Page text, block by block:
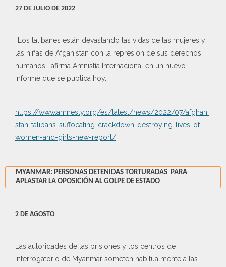
27 DE JULIO DE 2022
“Los talibanes están devastando las vidas de las mujeres y
las niñas de Afganistán con la represión de sus derechos
humanos”, afirma Amnistía Internacional en un nuevo
informe que se publica hoy.
https://www.amnesty.org/es/latest/news/2022/07/afghani
stan-talibans-suffocating-crackdown-destroying-lives-of-
women-and-girls-new-report/
MYANMAR: PERSONAS DETENIDAS TORTURADAS PARA
APLASTAR LA OPOSICIÓN AL GOLPE DE ESTADO
2 DE AGOSTO
Las autoridades de las prisiones y los centros de
interrogatorio de Myanmar someten habitualmente a las